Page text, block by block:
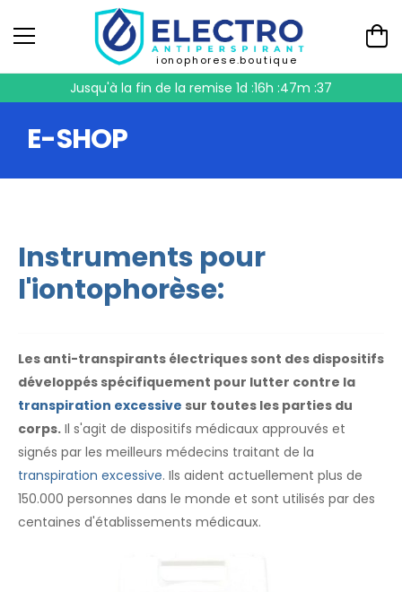
ionophorese.boutique
Jusqu'à la fin de la remise 1d :16h :47m :37
E-SHOP
Instruments pour
l'iontophorèse:
Les anti-transpirants électriques sont des dispositifs
développés spécifiquement pour lutter contre la
transpiration excessive sur toutes les parties du
corps. Il s'agit de dispositifs médicaux approuvés et
signés par les meilleurs médecins traitant de la
transpiration excessive. Ils aident actuellement plus de
150.000 personnes dans le monde et sont utilisés par des
centaines d'établissements médicaux.